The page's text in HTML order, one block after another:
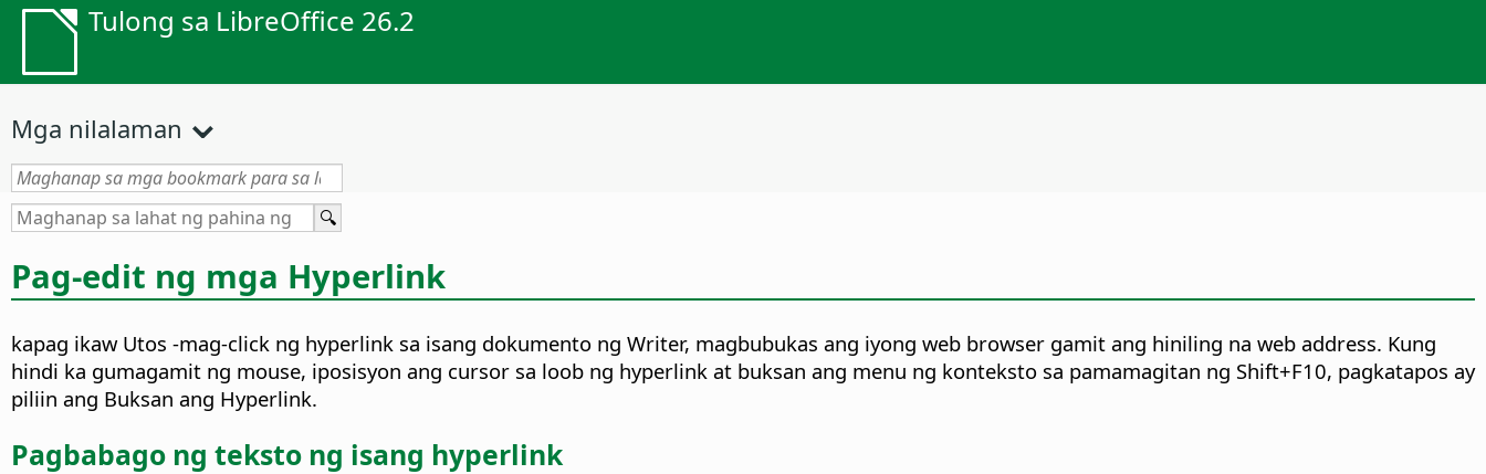
Tulong sa LibreOffice 26.2
Mga nilalaman
Pag-edit ng mga Hyperlink
kapag ikawUtos -mag-click ng hyperlink sa isang dokumento ng Writer, magbubukas ang iyong web browser gamit ang hiniling na web address. Kung
hindi ka gumagamit ng mouse, iposisyon ang cursor sa loob ng hyperlink at buksan ang menu ng konteksto sa pamamagitan ng Shift+F10, pagkatapos ay
piliin ang Buksan ang Hyperlink.
Pagbabago ng teksto ng isang hyperlink